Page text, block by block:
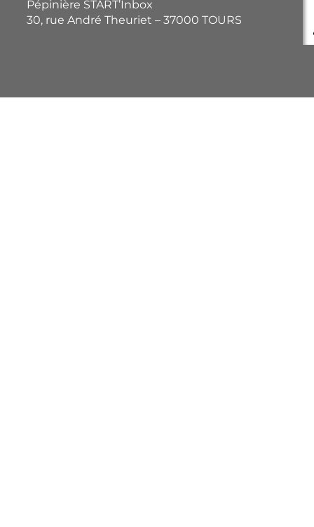
Pépinière START’Inbox
30, rue André Theuriet – 37000 TOURS